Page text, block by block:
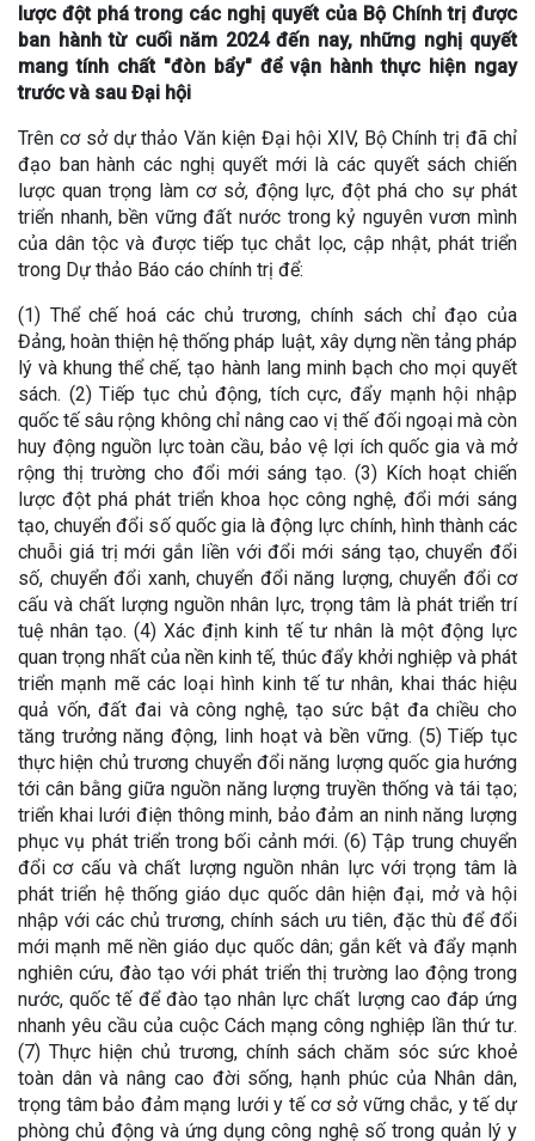
lược đột phá trong các nghị quyết của Bộ Chính trị được
ban hành từ cuối năm 2024 đến nay, những nghị quyết
mang tính chất "đòn bẩy" để vận hành thực hiện ngay
trước và sau Đại hội
Trên cơ sở dự thảo Văn kiện Đại hội XIV, Bộ Chính trị đã chỉ
đạo ban hành các nghị quyết mới là các quyết sách chiến
lược quan trọng làm cơ sở, động lực, đột phá cho sự phát
triển nhanh, bền vững đất nước trong kỷ nguyên vươn mình
của dân tộc và được tiếp tục chắt lọc, cập nhật, phát triển
trong Dự thảo Báo cáo chính trị để:
(1) Thể chế hoá các chủ trương, chính sách chỉ đạo của
Đảng, hoàn thiện hệ thống pháp luật, xây dựng nền tảng pháp
lý và khung thể chế, tạo hành lang minh bạch cho mọi quyết
sách. (2) Tiếp tục chủ động, tích cực, đẩy mạnh hội nhập
quốc tế sâu rộng không chỉ nâng cao vị thế đối ngoại mà còn
huy động nguồn lực toàn cầu, bảo vệ lợi ích quốc gia và mở
rộng thị trường cho đổi mới sáng tạo. (3) Kích hoạt chiến
lược đột phá phát triển khoa học công nghệ, đổi mới sáng
tạo, chuyển đổi số quốc gia là động lực chính, hình thành các
chuỗi giá trị mới gắn liền với đổi mới sáng tạo, chuyển đổi
số, chuyển đổi xanh, chuyển đổi năng lượng, chuyển đổi cơ
cấu và chất lượng nguồn nhân lực, trọng tâm là phát triển trí
tuệ nhân tạo. (4) Xác định kinh tế tư nhân là một động lực
quan trọng nhất của nền kinh tế, thúc đẩy khởi nghiệp và phát
triển mạnh mẽ các loại hình kinh tế tư nhân, khai thác hiệu
quả vốn, đất đai và công nghệ, tạo sức bật đa chiều cho
tăng trưởng năng động, linh hoạt và bền vững. (5) Tiếp tục
thực hiện chủ trương chuyển đổi năng lượng quốc gia hướng
tới cân bằng giữa nguồn năng lượng truyền thống và tái tạo;
triển khai lưới điện thông minh, bảo đảm an ninh năng lượng
phục vụ phát triển trong bối cảnh mới. (6) Tập trung chuyển
đổi cơ cấu và chất lượng nguồn nhân lực với trọng tâm là
phát triển hệ thống giáo dục quốc dân hiện đại, mở và hội
nhập với các chủ trương, chính sách ưu tiên, đặc thù để đổi
mới mạnh mẽ nền giáo dục quốc dân; gắn kết và đẩy mạnh
nghiên cứu, đào tạo với phát triển thị trường lao động trong
nước, quốc tế để đào tạo nhân lực chất lượng cao đáp ứng
nhanh yêu cầu của cuộc Cách mạng công nghiệp lần thứ tư.
(7) Thực hiện chủ trương, chính sách chăm sóc sức khoẻ
toàn dân và nâng cao đời sống, hạnh phúc của Nhân dân,
trọng tâm bảo đảm mạng lưới y tế cơ sở vững chắc, y tế dự
phòng chủ động và ứng dụng công nghệ số trong quản lý y